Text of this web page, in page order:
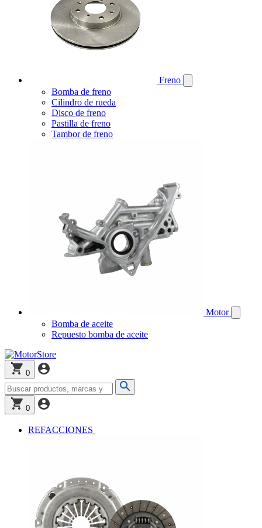
Freno
Bomba de freno
Cilindro de rueda
Disco de freno
Pastilla de freno
Tambor de freno
Motor
Bomba de aceite
Repuesto bomba de aceite
0
0
REFACCIONES